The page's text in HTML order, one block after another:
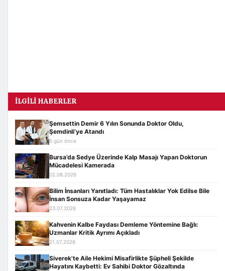
İLGILI HABERLER
Şemsettin Demir 6 Yılın Sonunda Doktor Oldu,
Şemdinli’ye Atandı
5 gün önce
Bursa’da Sedye Üzerinde Kalp Masajı Yapan Doktorun
Mücadelesi Kamerada
02.08.2026
Bilim İnsanları Yanıtladı: Tüm Hastalıklar Yok Edilse Bile
İnsan Sonsuza Kadar Yaşayamaz
23.07.2026
Kahvenin Kalbe Faydası Demleme Yöntemine Bağlı:
Uzmanlar Kritik Ayrımı Açıkladı
21.07.2026
Siverek’te Aile Hekimi Misafirlikte Şüpheli Şekilde
Hayatını Kaybetti: Ev Sahibi Doktor Gözaltında